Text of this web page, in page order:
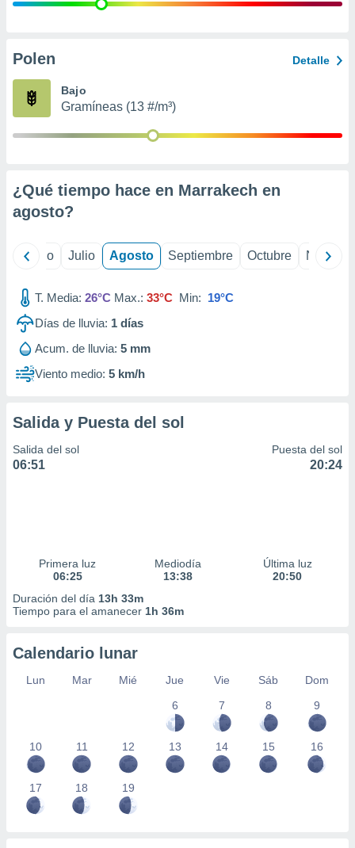
publicidad
de
Polen Detalle
Bajo
Gramíneas (13 #/m³)
¿Qué tiempo hace en Marrakech en
agosto?
Junio Julio Agosto Septiembre Octubre
T. Media: 26°C Max.: 33°C Min: 19°C
Días de lluvia: 1 días
Acum. de lluvia: 5 mm
Viento medio: 5 km/h
Salida y Puesta del sol
Salida del sol
06:51
Puesta del sol
20:24
Primera luz
06:25
Mediodía
13:38
Última luz
20:50
Duración del día 13h 33m
Tiempo para el amanecer 1h 36m
Calendario lunar
Lun Mar Mié Jue Vie Sáb
Dom
6
7 8 9
10 11 12 13 14 15 16
17 18 19